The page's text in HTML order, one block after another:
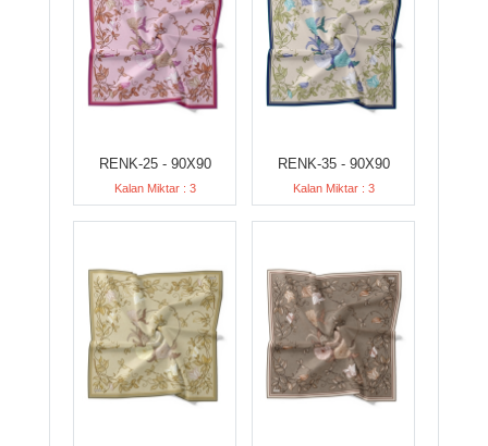
RENK-25 - 90X90
Kalan Miktar : 3
RENK-35 - 90X90
Kalan Miktar : 3